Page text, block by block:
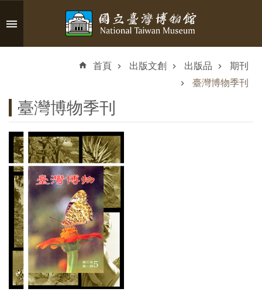
跳到主要內容區塊
認
識
臺
博
參
觀
訊
首頁 出版文創 出版品
期刊
臺灣博物季刊
臺灣博物季刊